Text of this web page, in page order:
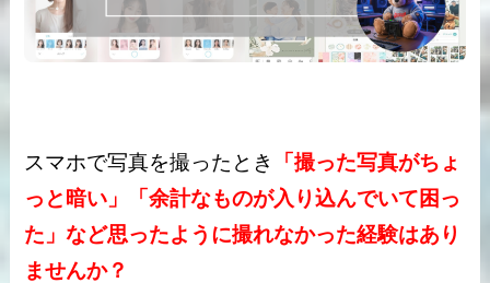
スマホで写真を撮ったとき
「撮った写真がちょ
っと暗い」「余計なものが入り込んでいて困っ
た」など思ったように撮れなかった経験はあり
ませんか？